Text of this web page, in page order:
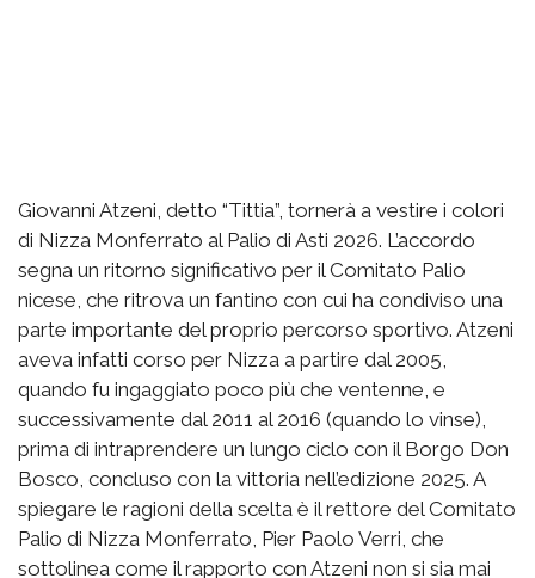
Giovanni Atzeni, detto “Tittia”, tornerà a vestire i colori
di Nizza Monferrato al Palio di Asti 2026. L’accordo
segna un ritorno significativo per il Comitato Palio
nicese, che ritrova un fantino con cui ha condiviso una
parte importante del proprio percorso sportivo. Atzeni
aveva infatti corso per Nizza a partire dal 2005,
quando fu ingaggiato poco più che ventenne, e
successivamente dal 2011 al 2016 (quando lo vinse),
prima di intraprendere un lungo ciclo con il Borgo Don
Bosco, concluso con la vittoria nell’edizione 2025. A
spiegare le ragioni della scelta è il rettore del Comitato
Palio di Nizza Monferrato, Pier Paolo Verri, che
sottolinea come il rapporto con Atzeni non si sia mai